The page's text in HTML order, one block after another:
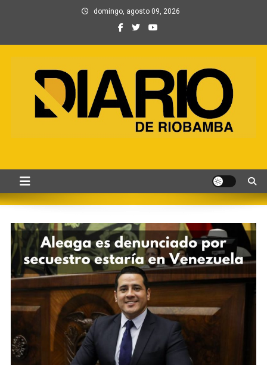
domingo, agosto 09, 2026
y Contenidos digitales